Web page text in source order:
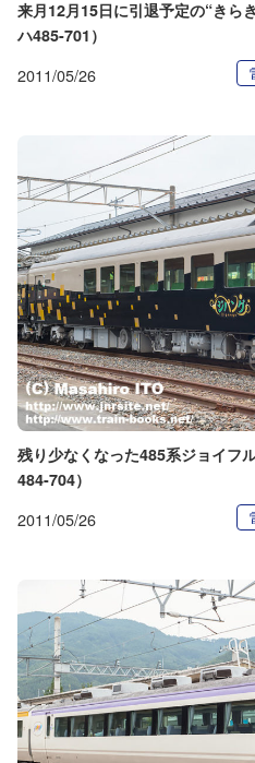
来月12月15日に引退予定の“きら
ハ485-701）
2011/05/26
残り少なくなった485系ジョイフ
484-704）
2011/05/26